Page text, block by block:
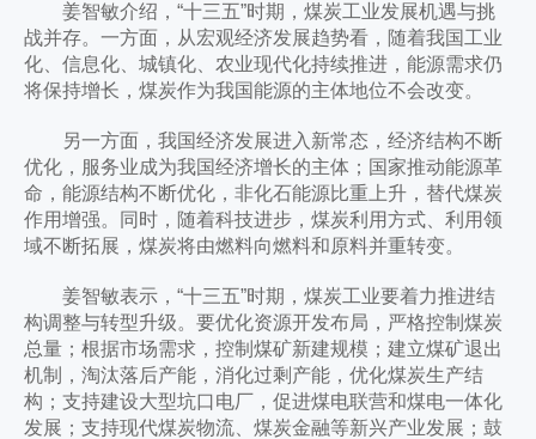
姜智敏介绍，“十三五”时期，煤炭工业发展机遇与挑
战并存。一方面，从宏观经济发展趋势看，随着我国工业
化、信息化、城镇化、农业现代化持续推进，能源需求仍
将保持增长，煤炭作为我国能源的主体地位不会改变。
另一方面，我国经济发展进入新常态，经济结构不断
优化，服务业成为我国经济增长的主体；国家推动能源革
命，能源结构不断优化，非化石能源比重上升，替代煤炭
作用增强。同时，随着科技进步，煤炭利用方式、利用领
域不断拓展，煤炭将由燃料向燃料和原料并重转变。
姜智敏表示，“十三五”时期，煤炭工业要着力推进结
构调整与转型升级。要优化资源开发布局，严格控制煤炭
总量；根据市场需求，控制煤矿新建规模；建立煤矿退出
机制，淘汰落后产能，消化过剩产能，优化煤炭生产结
构；支持建设大型坑口电厂，促进煤电联营和煤电一体化
发展；支持现代煤炭物流、煤炭金融等新兴产业发展；鼓